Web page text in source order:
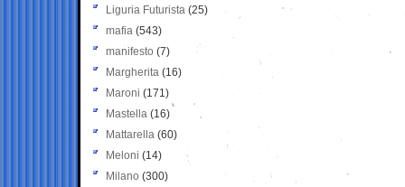
Liguria Futurista (25)
mafia (543)
manifesto (7)
Margherita (16)
Maroni (171)
Mastella (16)
Mattarella (60)
Meloni (14)
Milano (300)